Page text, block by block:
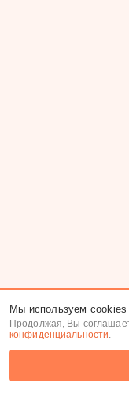
Мы используем cookies
Продолжая, Вы
конфиденциальности.